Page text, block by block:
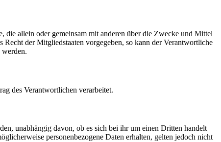
allein oder gemeinsam mit anderen über die Zwecke und Mittel
der Mitgliedstaaten vorgegeben, so kann der Verantwortliche
werden.
des Verantwortlichen verarbeitet.
unabhängig davon, ob es sich bei ihr um einen Dritten handelt
personenbezogene Daten erhalten, gelten jedoch nicht